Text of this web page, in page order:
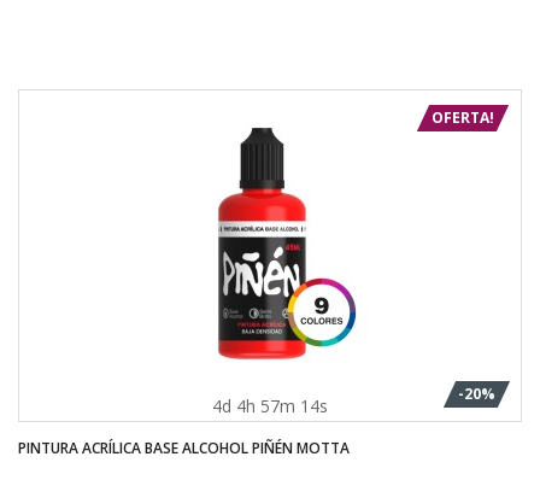
OFERTA!
4d 4h 57m 13s
-20%
PINTURA ACRÍLICA BASE ALCOHOL PIÑÉN MOTTA